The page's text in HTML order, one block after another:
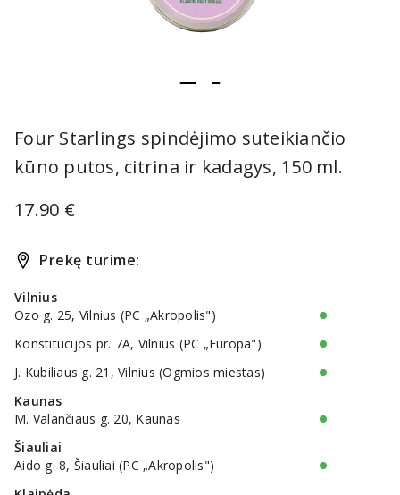
Four Starlings spindėjimo suteikiančio
kūno putos, citrina ir kadagys, 150 ml.
17.90 €
Prekę turime:
Vilnius
Ozo g. 25, Vilnius (PC „Akropolis")
Konstitucijos pr. 7A, Vilnius (PC „Europa")
J. Kubiliaus g. 21, Vilnius (Ogmios miestas)
Kaunas
M. Valančiaus g. 20, Kaunas
Šiauliai
Aido g. 8, Šiauliai (PC „Akropolis")